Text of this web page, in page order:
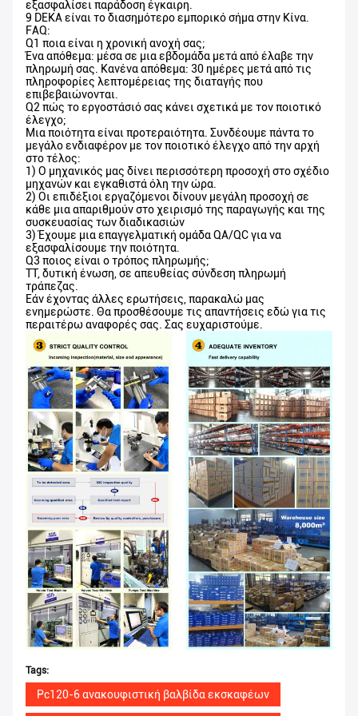
εξασφαλίσει παράδοση έγκαιρη.
9 DEKA είναι το διασημότερο εμπορικό σήμα στην Κίνα.
FAQ:
Q1 ποια είναι η χρονική ανοχή σας;
Ένα απόθεμα: μέσα σε μια εβδομάδα μετά από έλαβε την
πληρωμή σας. Κανένα απόθεμα: 30 ημέρες μετά από τις
πληροφορίες λεπτομέρειας της διαταγής που
επιβεβαιώνονται.
Q2 πώς το εργοστάσιό σας κάνει σχετικά με τον ποιοτικό
έλεγχο;
Μια ποιότητα είναι προτεραιότητα. Συνδέουμε πάντα το
μεγάλο ενδιαφέρον με τον ποιοτικό έλεγχο από την αρχή
στο τέλος:
1) Ο μηχανικός μας δίνει περισσότερη προσοχή στο σχέδιο
μηχανών και εγκαθιστά όλη την ώρα.
2) Οι επιδέξιοι εργαζόμενοι δίνουν μεγάλη προσοχή σε
κάθε μια απαριθμούν στο χειρισμό της παραγωγής και της
συσκευασίας των διαδικασιών
3) Έχουμε μια επαγγελματική ομάδα QA/QC για να
εξασφαλίσουμε την ποιότητα.
Q3 ποιος είναι ο τρόπος πληρωμής;
TT, δυτική ένωση, σε απευθείας σύνδεση πληρωμή
τράπεζας.
Εάν έχοντας άλλες ερωτήσεις, παρακαλώ μας
ενημερώστε. Θα προσθέσουμε τις απαντήσεις εδώ για τις
περαιτέρω αναφορές σας. Σας ευχαριστούμε.
Tags:
Pc120-6 ανακουφιστική βαλβίδα εκσκαφέων